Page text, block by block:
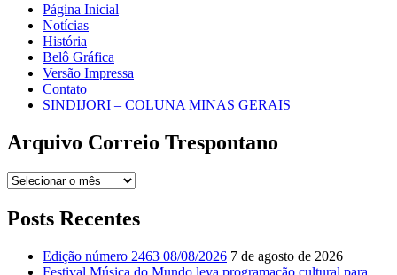
Página Inicial
Notícias
História
Belô Gráfica
Versão Impressa
Contato
SINDIJORI – COLUNA MINAS GERAIS
Arquivo Correio Trespontano
Arquivo
Trespontano
Posts Recentes
Edição número 2463 08/08/2026 7 de agosto de 2026
Festival Música do Mundo leva programação cultural para